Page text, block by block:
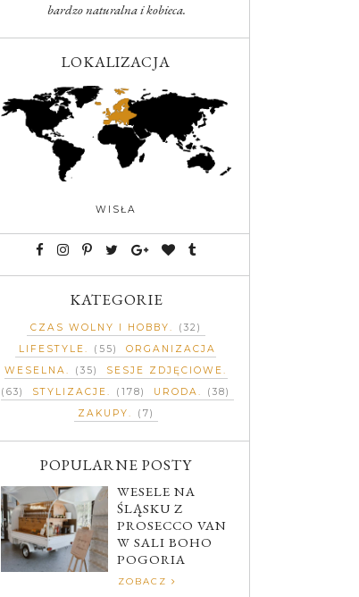
bardzo naturalna i kobieca.
LOKALIZACJA
WISŁA
KATEGORIE
CZAS WOLNY I HOBBY
(32)
LIFESTYLE
(55)
ORGANIZACJA
WESELNA
(35)
SESJE ZDJĘCIOWE
(63)
STYLIZACJE (178) URODA
(38)
ZAKUPY
(7)
POPULARNE POSTY
WESELE NA
ŚLĄSKU Z
PROSECCO VAN
W SALI BOHO
POGORIA
ZOBACZ